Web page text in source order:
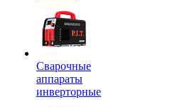
Сварочные
аппараты
инверторные